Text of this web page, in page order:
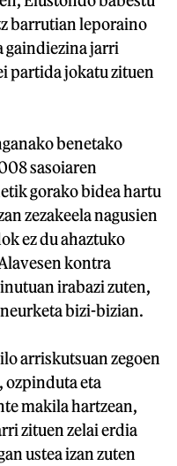
barrutian leporaino
gaindiezina jarri
partida jokatu zituen
benetako
sasoiaren
gorako bidea hartu
zezakeela nagusien
ez du ahaztuko
kontra
irabazi zuten,
bizi-bizian.
arriskutsuan zegoen
ozpinduta eta
makila hartzean,
zituen zelai erdia
ustea izan zuten